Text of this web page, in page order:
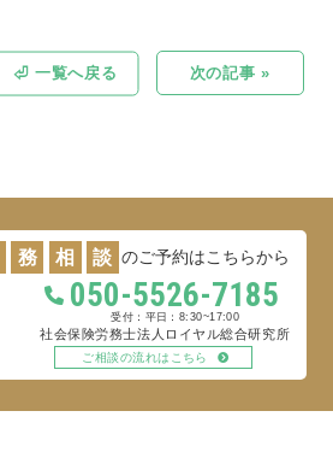
⏎ 一覧へ戻る 次の記事 »
務 相 談 のご予約はこちらから
050-5526-7185
平日：8:30~17:00
社会保険労務士法人ロイヤル総合研究所
ご相談の流れはこちら